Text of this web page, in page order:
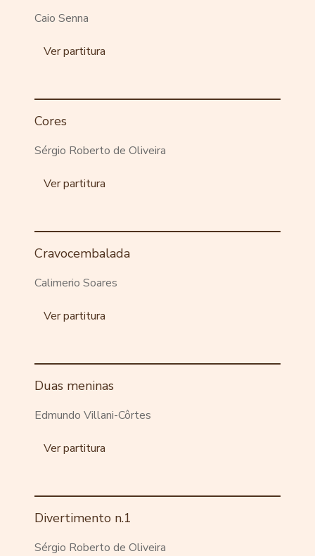
Caio Senna
Ver partitura
Cores
Sérgio Roberto de Oliveira
Ver partitura
Cravocembalada
Calimerio Soares
Ver partitura
Duas meninas
Edmundo Villani-Côrtes
Ver partitura
Divertimento n.1
Sérgio Roberto de Oliveira